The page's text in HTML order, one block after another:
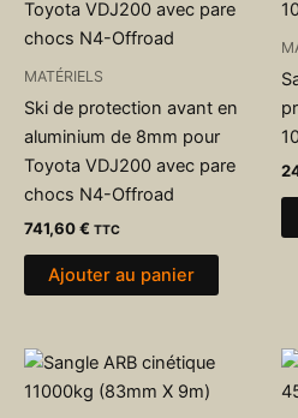
MATÉRIELS
Ski de protection avant en
aluminium de 8mm pour
Toyota VDJ200 avec pare
chocs N4-Offroad
741,60€ TTC
Ajouter au panier